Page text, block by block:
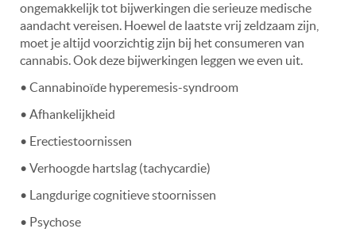
ongemakkelijk tot bijwerkingen die serieuze medische
aandacht vereisen. Hoewel de laatste vrij zeldzaam zijn,
moet je altijd voorzichtig zijn bij het consumeren van
cannabis. Ook deze bijwerkingen leggen we even uit.
• Cannabinoïde hyperemesis-syndroom
• Afhankelijkheid
• Erectiestoornissen
• Verhoogde hartslag (tachycardie)
• Langdurige cognitieve stoornissen
• Psychose